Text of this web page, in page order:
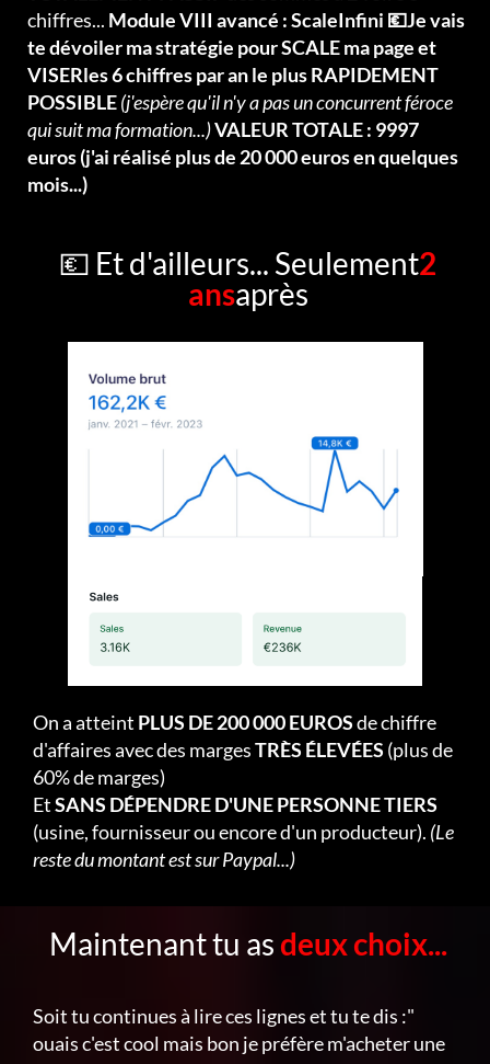
chiffres... Module VIII avancé : ScaleInfini 💶Je vais
te dévoiler ma stratégie pour SCALE ma page et
VISERles 6 chiffres par an le plus RAPIDEMENT
POSSIBLE(j'espère qu'il n'y a pas un concurrent féroce
qui suit ma formation...)VALEUR TOTALE : 9997
euros (j'ai réalisé plus de 20 000 euros en quelques
mois...)
💶 Et d'ailleurs... Seulement2
ansaprès
On a atteint PLUS DE 200 000 EUROSde chiffre
d'affaires avec des margesTRÈS ÉLEVÉES (plus de
60% de marges)
EtSANS DÉPENDRE D'UNE PERSONNE TIERS
(usine, fournisseur ou encore d'un producteur). (Le
reste du montant est sur Paypal...)
Maintenant tu asdeux choix...
Soit tu continues à lire ces lignes et tu te dis :"
ouais c'est cool mais bon je préfère m'acheter une